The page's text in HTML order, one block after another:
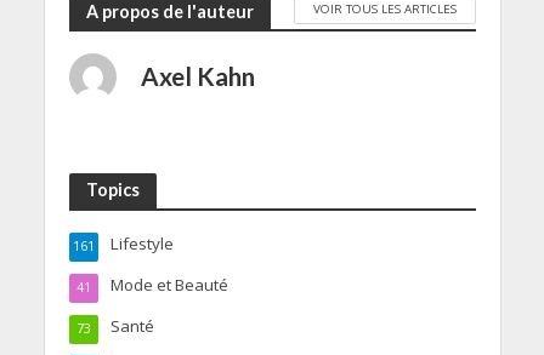
A propos de l'auteur VOIR TOUS LES ARTICLES
Axel Kahn
Topics
Lifestyle
161
Mode et Beauté
41
Santé
73